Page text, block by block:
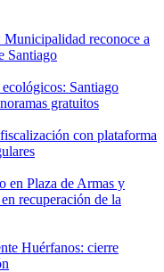
reconoce a
Santiago
Santiago
gratuitos
con plataforma
en Plaza de Armas y
recuperación de la
Huérfanos: cierre